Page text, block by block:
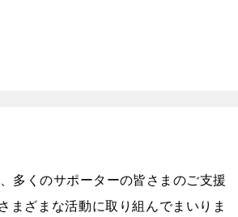
多くのサポーターの皆さまのご支援
まざまな活動に取り組んでまいりま